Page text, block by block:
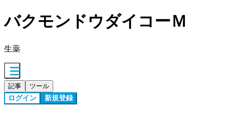
バクモンドウダイコーＭ
生薬
記事 ツール
ログイン 新規登録